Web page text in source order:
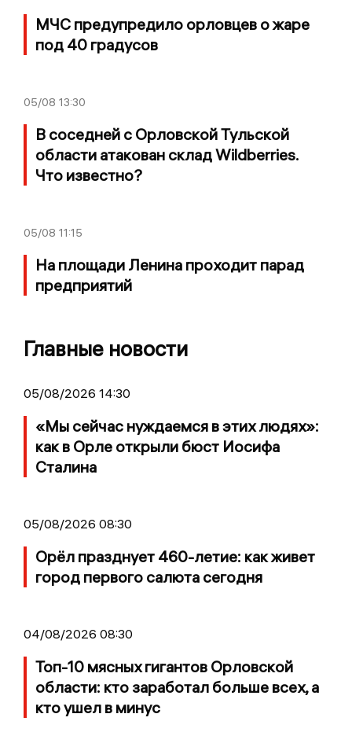
МЧС предупредило орловцев о жаре
под 40 градусов
05/08 13:30
В соседней с Орловской Тульской
области атакован склад Wildberries.
Что известно?
05/08 11:15
На площади Ленина проходит парад
предприятий
Главные новости
05/08/2026 14:30
«Мы сейчас нуждаемся в этих людях»:
как в Орле открыли бюст Иосифа
Сталина
05/08/2026 08:30
Орёл празднует 460-летие: как живет
город первого салюта сегодня
04/08/2026 08:30
Топ-10 мясных гигантов Орловской
области: кто заработал больше всех, а
кто ушел в минус